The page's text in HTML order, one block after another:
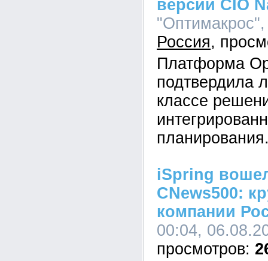
версии CIO
Россия
Платформа
подтвердила
классе
iSpring
CNews500:
компании
00:04,